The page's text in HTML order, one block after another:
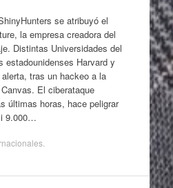
se atribuyó el
la empresa creadora del
Distintas Universidades del
estadounidenses Harvard y
tras un hackeo a la
El ciberataque
últimas horas, hace peligrar
9.000…
.